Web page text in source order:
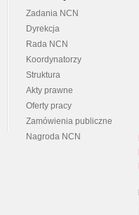
Zadania NCN
Dyrekcja
Rada NCN
Koordynatorzy
Struktura
Akty prawne
Oferty pracy
Zamówienia publiczne
Nagroda NCN